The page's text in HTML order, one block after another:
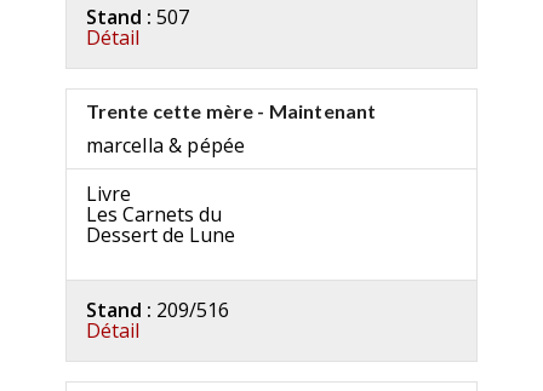
Stand : 507
Détail
Trente cette mère - Maintenant
marcella & pépée
Livre
Les Carnets du
Dessert de Lune
Stand : 209/516
Détail